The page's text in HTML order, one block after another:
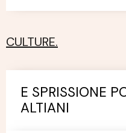
CULTURE.
E SPRISSIONE
ALTIANI